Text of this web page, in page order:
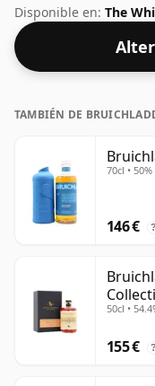
Disponible en: The
TAMBIÉN DE
70cl • 50%
146 € ?
22
50cl •
155 € ?